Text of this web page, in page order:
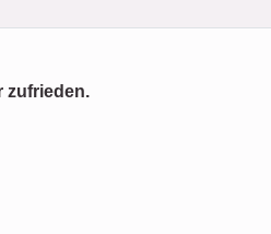
zufrieden.